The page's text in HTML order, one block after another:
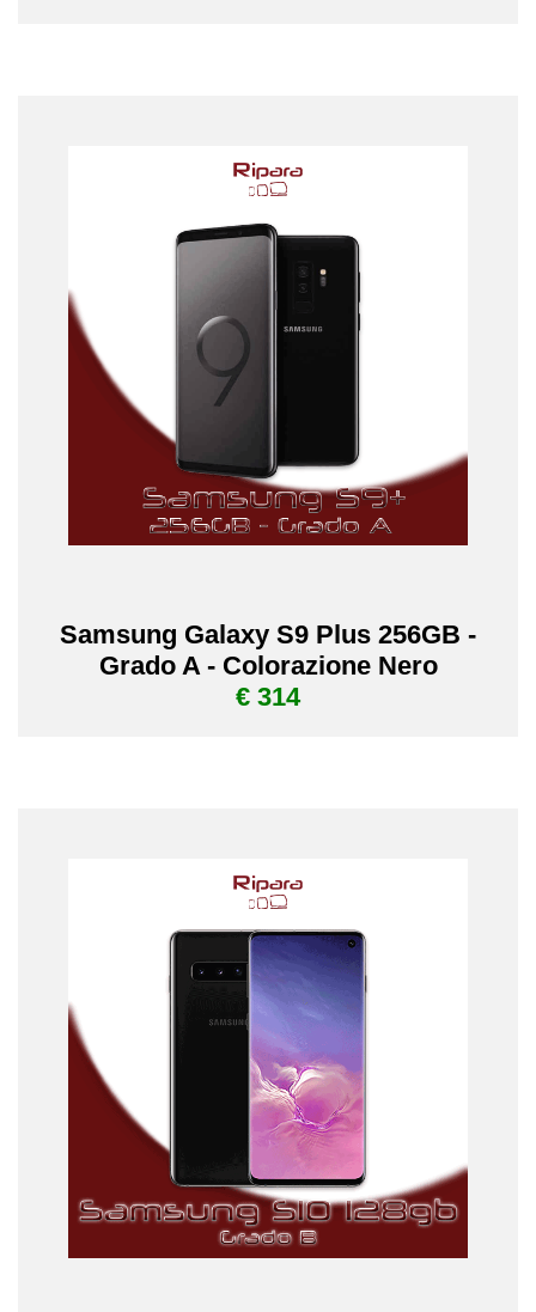
Samsung Galaxy S9 Plus 256GB -
Grado A - Colorazione Nero
€ 314